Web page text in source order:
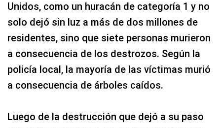
Unidos, como un huracán de categoría 1 y no
solo dejó sin luz a más de dos millones de
residentes, sino que siete personas murieron
a consecuencia de los destrozos. Según la
policía local, la mayoría de las víctimas murió
a consecuencia de árboles caídos.
Luego de la destrucción que dejó a su paso